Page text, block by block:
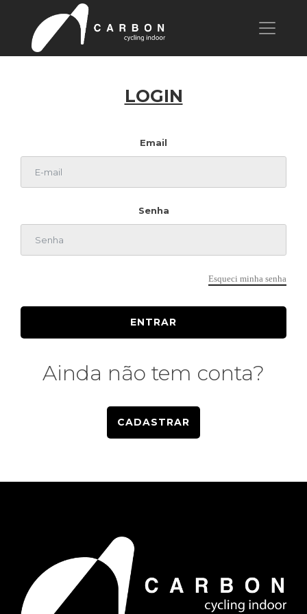
LOGIN
Email
Senha
Esqueci minha senha
ENTRAR
Ainda não tem conta?
CADASTRAR